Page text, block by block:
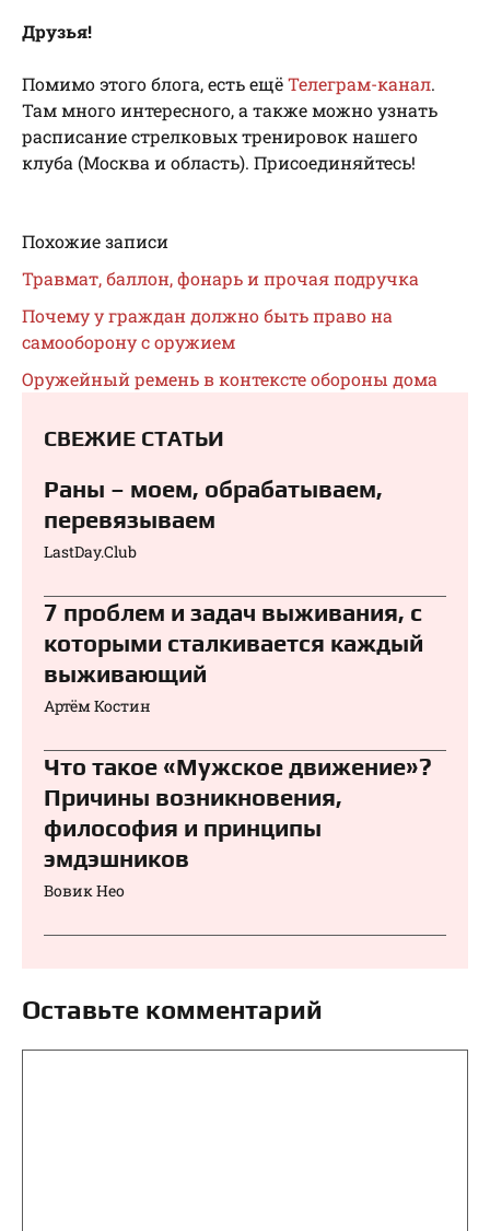
Друзья!
Помимо этого блога, есть ещёТелеграм-канал.
Там много интересного, а также можно узнать
расписание стрелковых тренировок нашего
клуба (Москва и область). Присоединяйтесь!
Похожие записи
Травмат, баллон, фонарь и прочая подручка
Почему у граждан должно быть право на
самооборону с оружием
Оружейный ремень в контексте обороны дома
СВЕЖИЕ СТАТЬИ
Раны – моем, обрабатываем,
перевязываем⁠⁠
LastDay.Club
7 проблем и задач выживания, с
которыми сталкивается каждый
выживающий
Артём Костин
Что такое «Мужское движение»?
Причины возникновения,
философия и принципы
эмдэшников
Вовик Нео
Оставьте комментарий